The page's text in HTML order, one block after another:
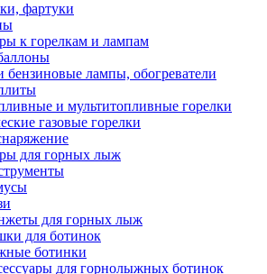
фартуки
к горелкам и лампам
бензиновые лампы, обогреватели
и мультитопливные горелки
газовые горелки
для горных лыж
для горных лыж
для ботинок
ботинки
для горнолыжных ботинок